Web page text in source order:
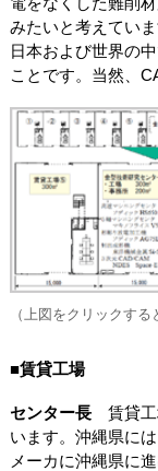
みたいと考えていま
日本および世界の
ことです。当然、
（上図をクリックする
■賃貸工場
センター長賃貸工
います。沖縄県に
メーカに沖縄県に